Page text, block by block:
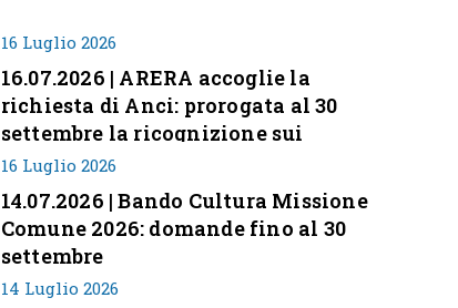
16 Luglio 2026
16.07.2026 | ARERA accoglie la
richiesta di Anci: prorogata al 30
settembre la ricognizione sui
corrispettivi
16 Luglio 2026
14.07.2026 | Bando Cultura Missione
Comune 2026: domande fino al 30
settembre
14 Luglio 2026